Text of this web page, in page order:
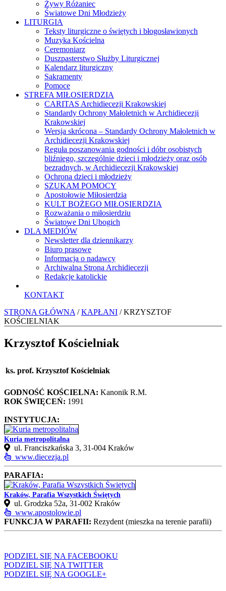
Żywy Różaniec
Światowe Dni Młodzieży
LITURGIA
Teksty liturgiczne o świętych i błogosławionych
Muzyka Kościelna
Ceremoniarz
Duszpasterstwo Służby Liturgicznej
Kalendarz liturgiczny
Sakramenty
Pomoce
STREFA MIŁOSIERDZIA
CARITAS Archidiecezji Krakowskiej
Standardy Ochrony Małoletnich w Archidiecezji
Krakowskiej
Wersja skrócona – Standardy Ochrony Małoletnich w
Archidiecezji Krakowskiej
Reguła poszanowania godności i dóbr osobistych
bliźniego, szczególnie dzieci i młodzieży oraz osób
bezradnych, w Archidiecezji Krakowskiej
Ochrona dzieci i młodzieży
SZUKAM POMOCY
Apostołowie Miłosierdzia
KULT BOŻEGO MIŁOSIERDZIA
Rozważania o miłosierdziu
Światowe Dni Ubogich
DLA MEDIÓW
Newsletter dla dziennikarzy
Biuro prasowe
Informacja o nadawcy
Archiwalna Strona Archidiecezji
Redakcje katolickie
KONTAKT
STRONA GŁÓWNA /KAPŁANI / KRZYSZTOF
KOŚCIELNIAK
Krzysztof Kościelniak
ks. prof. Krzysztof Kościelniak
GODNOŚĆ KOŚCIELNA: Kanonik R.M.
ROK ŚWIĘCEŃ: 1991
INSTYTUCJA:
Kuria metropolitalna
ul. Franciszkańska 3, 31-004 Kraków
www.diecezja.pl
PARAFIA:
Kraków, Parafia Wszystkich Świętych
ul. Grodzka 52a, 31‑002 Kraków
www.apostolowie.pl
FUNKCJA W PARAFII: Rezydent (mieszka na terenie parafii)
PODZIEL SIĘ NA FACEBOOKU
PODZIEL SIĘ NA TWITTER
PODZIEL SIĘ NA GOOGLE+